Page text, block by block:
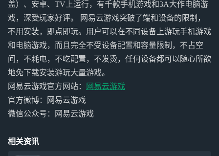
盖）、安卓、TV上运行，有千款手机游戏和3A大作电脑游
戏，深受玩家好评。 网易云游戏突破了端和设备的限制，
不用安装，即点即玩。用户可以在不同设备上游玩手机游戏
和电脑游戏，而且完全不受设备配置和容量限制，不占空
间，不耗电，不吃配置，不发烫，任何设备都可以随心所欲
地免下载安装游玩大量游戏。
网易云游戏官方网站：
网易云游戏
官方微博：网易云游戏
微信公众号：网易云游戏
相关资讯